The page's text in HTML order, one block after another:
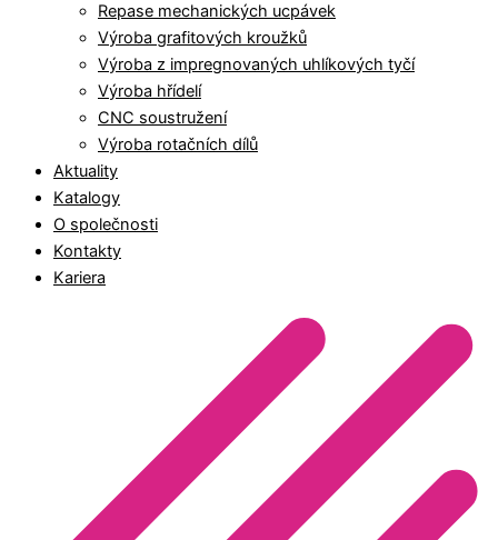
Repase mechanických ucpávek
Výroba grafitových kroužků
Výroba z impregnovaných uhlíkových tyčí
Výroba hřídelí
CNC soustružení
Výroba rotačních dílů
Aktuality
Katalogy
O společnosti
Kontakty
Kariera